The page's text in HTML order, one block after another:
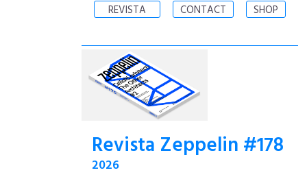
REVISTA CONTACT SHOP
Revista Zeppelin #178
2026